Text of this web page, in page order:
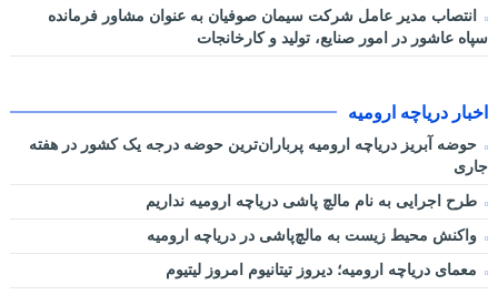
انتصاب مدیر عامل شرکت سیمان صوفیان به عنوان مشاور فرمانده
سپاه عاشور در امور صنایع، تولید و کارخانجات
اخبار دریاچه ارومیه
حوضه آبریز دریاچه ارومیه پرباران‌ترین حوضه‌ درجه یک کشور در هفته
جاری
طرح اجرایی به نام مالچ پاشی دریاچه ارومیه نداریم
واکنش محیط زیست به مالچ‌پاشی در دریاچه ارومیه
معمای دریاچه ارومیه؛ دیروز تیتانیوم امروز لیتیوم